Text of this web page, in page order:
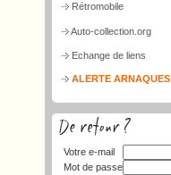
Rétromobile
Auto-collection.org
Echange de liens
ALERTE ARNAQUES
Votre e-mail
Mot de passe